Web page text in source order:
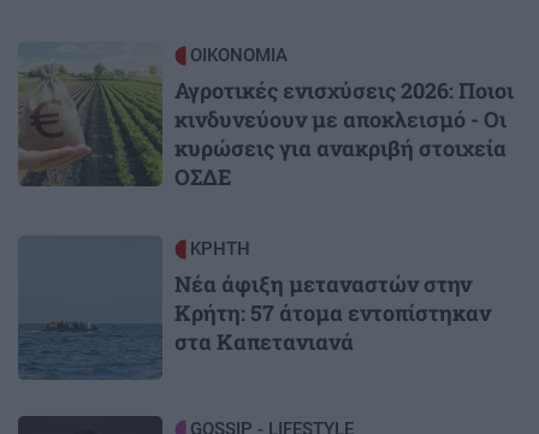
ΟΙΚΟΝΟΜΙΑ
Αγροτικές ενισχύσεις 2026: Ποιοι
κινδυνεύουν με αποκλεισμό - Οι
κυρώσεις για ανακριβή στοιχεία
ΟΣΔΕ
ΚΡΗΤΗ
Νέα άφιξη μεταναστών στην
Κρήτη: 57 άτομα εντοπίστηκαν
στα Καπετανιανά
GOSSIP - LIFESTYLE